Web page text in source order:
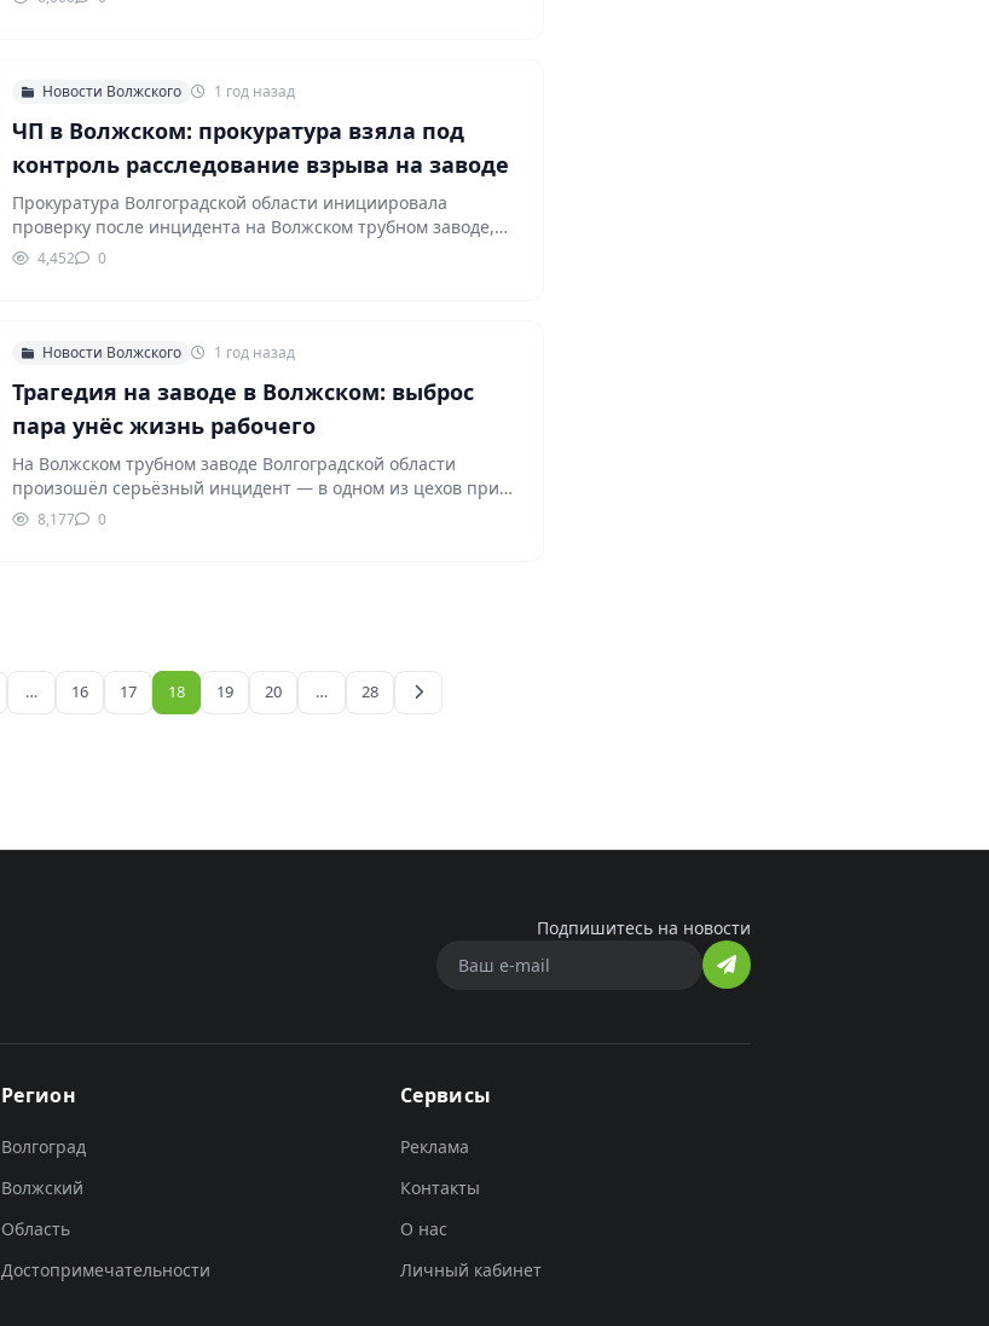
Новости Волжского 1 год назад
ЧП в Волжском: прокуратура взяла под
контроль расследование взрыва на заводе
Прокуратура Волгоградской области инициировала
проверку после инцидента на Волжском трубном заводе,
где в результате разгерметизации…
4,452 0
Новости Волжского 1 год назад
Трагедия на заводе в Волжском: выброс
пара унёс жизнь рабочего
На Волжском трубном заводе Волгоградской области
произошёл серьёзный инцидент — в одном из цехов при…
8,177 0
… 16 17 18 19 20 … 28
Подпишитесь на новости
Регион
Волгоград
Волжский
Область
Достопримечательности
Сервисы
Реклама
Контакты
О нас
Личный кабинет